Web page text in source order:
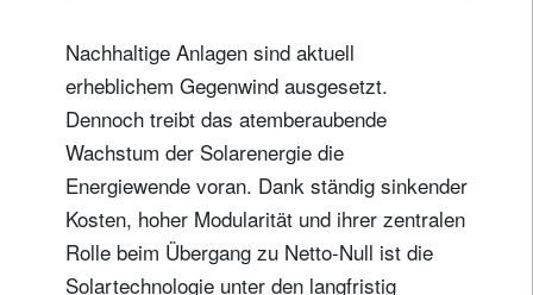
Nachhaltige Anlagen sind aktuell
erheblichem Gegenwind ausgesetzt.
Dennoch treibt das atemberaubende
Wachstum der Solarenergie die
Energiewende voran. Dank ständig sinkender
Kosten, hoher Modularität und ihrer zentralen
Rolle beim Übergang zu Netto-Null ist die
Solartechnologie unter den langfristig